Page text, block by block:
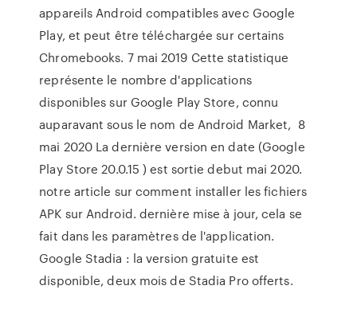
appareils Android compatibles avec Google
Play, et peut être téléchargée sur certains
Chromebooks. 7 mai 2019 Cette statistique
représente le nombre d'applications
disponibles sur Google Play Store, connu
auparavant sous le nom de Android Market, 8
mai 2020 La dernière version en date (Google
Play Store 20.0.15 ) est sortie debut mai 2020.
notre article sur comment installer les fichiers
APK sur Android. dernière mise à jour, cela se
fait dans les paramètres de l'application.
Google Stadia : la version gratuite est
disponible, deux mois de Stadia Pro offerts.